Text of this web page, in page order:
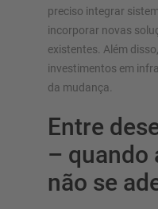
preciso integrar
incorporar novas
existentes. Além
investimentos em
da mudança.
Entre
– quando
não se